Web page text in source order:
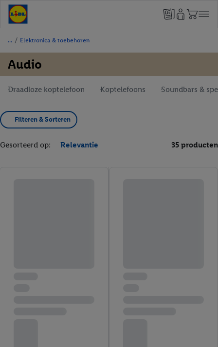
/ Elektronica & toebehoren
Audio
Draadloze koptelefoon Koptelefoons Soundbars &
Filteren & Sorteren
Gesorteerd op: Relevantie 35 producten